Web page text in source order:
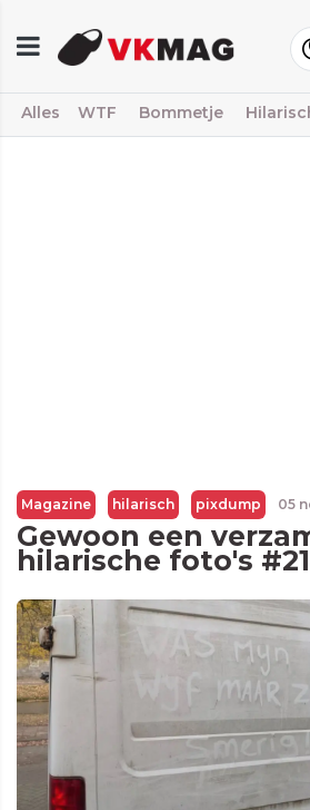
Alles WTF Bommetje
Magazine hilarisch pixdump 05
Gewoon een
hilarische foto's